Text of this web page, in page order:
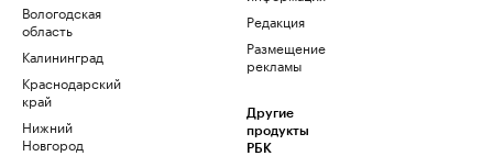
Вологодская
область
Калининград
Краснодарский
край
Нижний
Новгород
Редакция
Размещение
рекламы
Другие
продукты
РБК